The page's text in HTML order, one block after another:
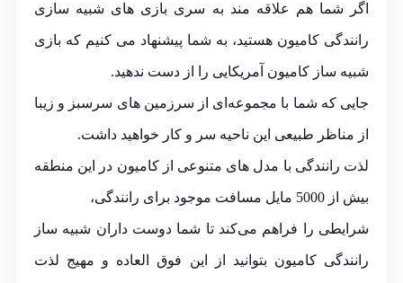
اگر شما هم علاقه مند به سری بازی‌ های شبیه‌ سازی
رانندگی کامیون هستید، به شما پیشنهاد می کنیم که بازی
شبیه‌ ساز کامیون‌ آمریکایی را از دست ندهید.
جایی که شما با مجموعه‌ای از سرزمین‌ های سرسبز و زیبا
از مناظر طبیعی این ناحیه سر و کار خواهید داشت.
لذت رانندگی با مدل‌ های متنوعی از کامیون در این منطقه
بیش از 5000 مایل مسافت موجود برای رانندگی،
شرایطی را فراهم می‌کند تا شما دوست‌ داران شبیه‌ ساز
رانندگی کامیون بتوانید از این فوق العاده و مهیج لذت